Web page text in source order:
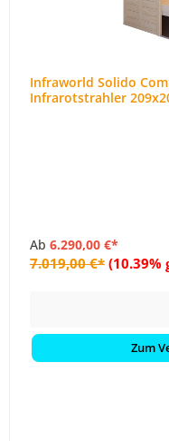
Infraworld Solido
Infrarotstrahler
Ab 6.290,00 €*
7.019,00 €* (10.39%
Zum